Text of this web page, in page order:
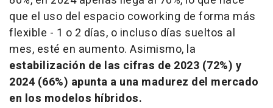
que el uso del espacio coworking de forma más
flexible - 1 o 2 días, o incluso días sueltos al
mes, esté en aumento. Asimismo, la
estabilización de las cifras de 2023 (72%) y
2024 (66%) apunta a una madurez del mercado
en los modelos híbridos.